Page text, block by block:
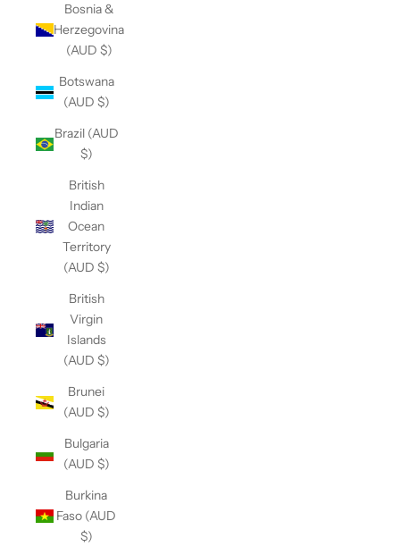
Bosnia &
Herzegovina
(AUD $)
Botswana
(AUD $)
Brazil (AUD
$)
British
Indian
Ocean
Territory
(AUD $)
British
Virgin
Islands
(AUD $)
Brunei
(AUD $)
Bulgaria
(AUD $)
Burkina
Faso (AUD
$)